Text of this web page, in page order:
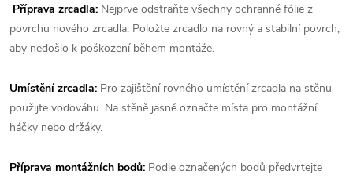
Příprava zrcadla: Nejprve odstraňte všechny ochranné fólie z
povrchu nového zrcadla. Položte zrcadlo na rovný a stabilní povrch,
aby nedošlo k poškození během montáže.
Umístění zrcadla: Pro zajištění rovného umístění zrcadla na stěnu
použijte vodováhu. Na stěně jasně označte místa pro montážní
háčky nebo držáky.
Příprava montážních bodů: Podle označených bodů předvrtejte